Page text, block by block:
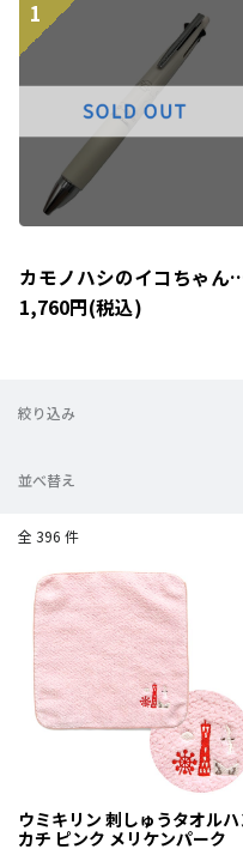
カモノハシのイコちゃん
北欧 ジェットストリーム
４＆１
1,760円(税込)
絞り込み
並べ替え
全 396 件
ウミキリン 刺しゅうタオルハ
カチ ピンク メリケンパーク